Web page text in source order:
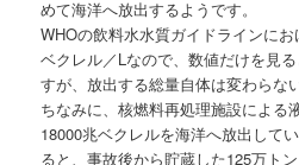
めて海洋へ放出するようです。
WHOの飲料水水質ガイドラインに
ベクレル／Lなので、数値だけを見
すが、放出する総量自体は変わらな
ちなみに、核燃料再処理施設による
18000兆ベクレルを海洋へ放出して
ると、事故後から貯蔵した125万ト